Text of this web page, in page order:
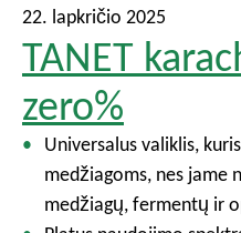
22. lapkričio 2025
TANET
zero%
Universalus valiklis,
medžiagoms, nes jame
medžiagų, fermentų ir